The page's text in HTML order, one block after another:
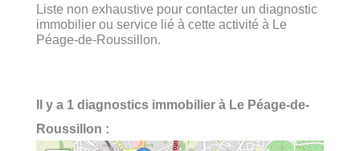
Liste non exhaustive pour contacter un diagnostic
immobilier ou service lié à cette activité à Le
Péage-de-Roussillon.
Il y a 1 diagnostics immobilier à Le Péage-de-
Roussillon :